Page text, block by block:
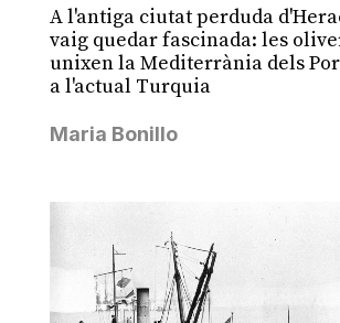
A l'antiga ciutat perduda
vaig quedar fascinada: les
unixen la Mediterrània dels
a l'actual Turquia
Maria Bonillo